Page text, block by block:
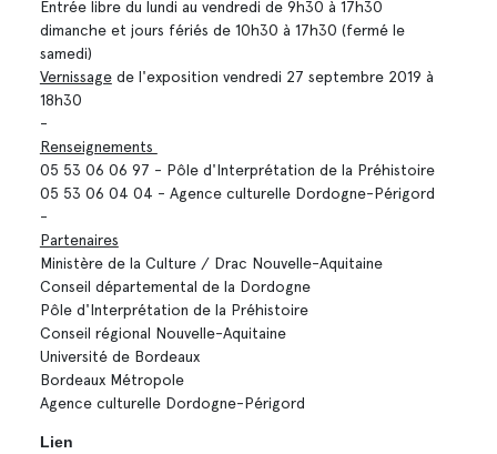
Entrée libre du lundi au vendredi de 9h30 à 17h30
dimanche et jours fériés de 10h30 à 17h30 (fermé le
samedi)
Vernissagede l'exposition vendredi 27 septembre 2019 à
18h30
-
Renseignements
05 53 06 06 97 - Pôle d'Interprétation de la Préhistoire
05 53 06 04 04 - Agence culturelle Dordogne-Périgord
-
Partenaires
Ministère de la Culture / Drac Nouvelle-Aquitaine
Conseil départemental de la Dordogne
Pôle d'Interprétation de la Préhistoire
Conseil régional Nouvelle-Aquitaine
Université de Bordeaux
Bordeaux Métropole
Agence culturelle Dordogne-Périgord
Lien